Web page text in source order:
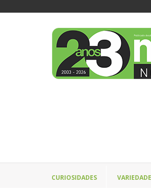
CURIOSIDADES